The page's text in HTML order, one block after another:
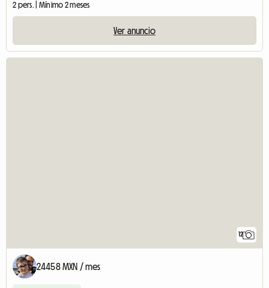
2 pers. | Mínimo 2 meses
Ver anuncio
12
24458 MXN / mes